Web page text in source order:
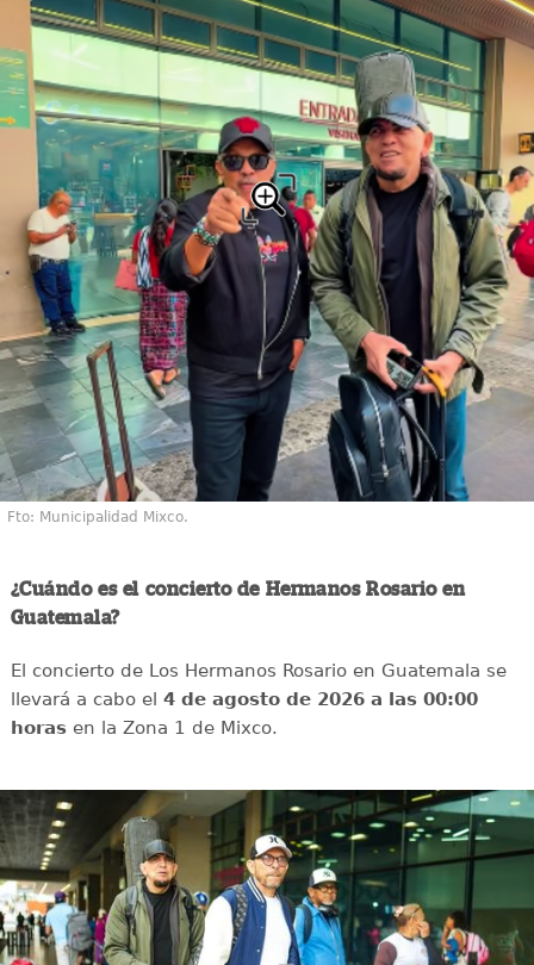
Fto: Municipalidad Mixco.
¿Cuándo es el concierto de Hermanos Rosario en
Guatemala?
El concierto de Los Hermanos Rosario en Guatemala se
llevará a cabo el 4 de agosto de 2026 a las 00:00
horasen la Zona 1 de Mixco.